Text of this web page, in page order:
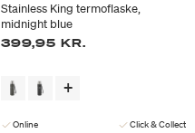
Stainless King termoflaske,
midnight blue
399,95 KR.
Online Click & Collect